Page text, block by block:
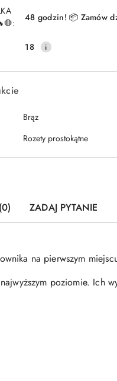
48 godzin! 📦 Zamów
18
Brąz
Rozety prostokątne
ZADAJ PYTANIE
na pierwszym
poziomie. Ich